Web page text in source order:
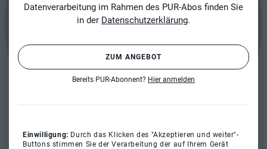
Datenverarbeitung im Rahmen des PUR-Abos finden Sie
in der Datenschutzerklärung.
ZUM ANGEBOT
Bereits PUR-Abonnent? Hier anmelden
Einwilligung: Durch das Klicken des "Akzeptieren und weiter"-
Buttons stimmen Sie der Verarbeitung der auf Ihrem Gerät